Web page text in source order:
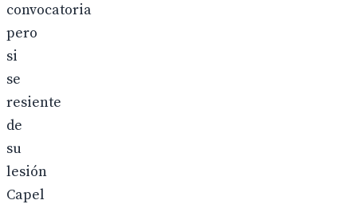
convocatoria
pero
si
se
resiente
de
su
lesión
Capel